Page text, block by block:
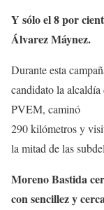
Y sólo el 8 por
Álvarez Máynez.
Durante esta
candidato la
PVEM, caminó
290 kilómetros y
la mitad de las
Moreno Bastida
con sencillez y